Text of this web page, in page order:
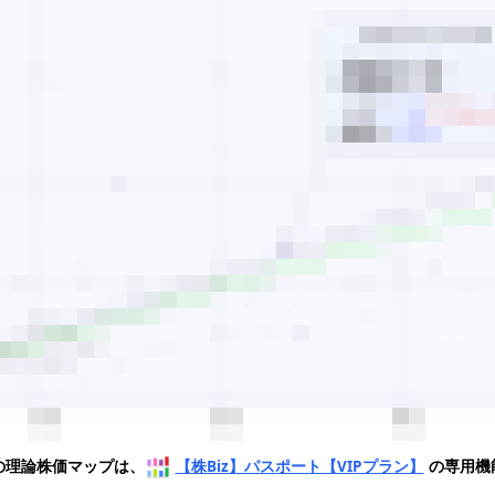
論株価マップは、 【株Biz】パスポート【VIPプラン】 の専用機